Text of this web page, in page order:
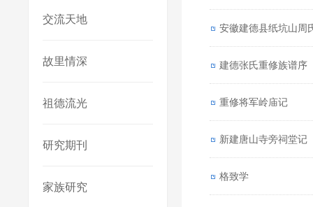
交流天地
故里情深
祖德流光
研究期刊
家族研究
安徽建德县纸坑山周
建德张氏重修族谱序
重修将军岭庙记
新建唐山寺旁祠堂记
格致学